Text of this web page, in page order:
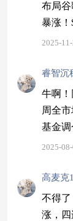
布局
暴涨！
2025-
睿智沉
牛啊！
周全
基金
2025-
高麦克1
不得了
涨，